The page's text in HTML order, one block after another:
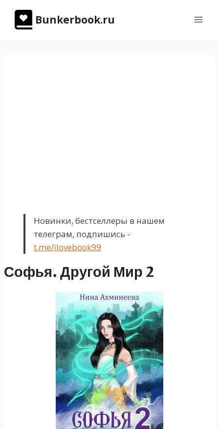
содержимому
Bunkerbook.ru
Новинки, бестселлеры в нашем
телеграм, подпишись -
t.me/ilovebook99
Софья. Другой Мир 2